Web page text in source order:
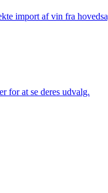
import af vin fra
for at se deres udvalg.